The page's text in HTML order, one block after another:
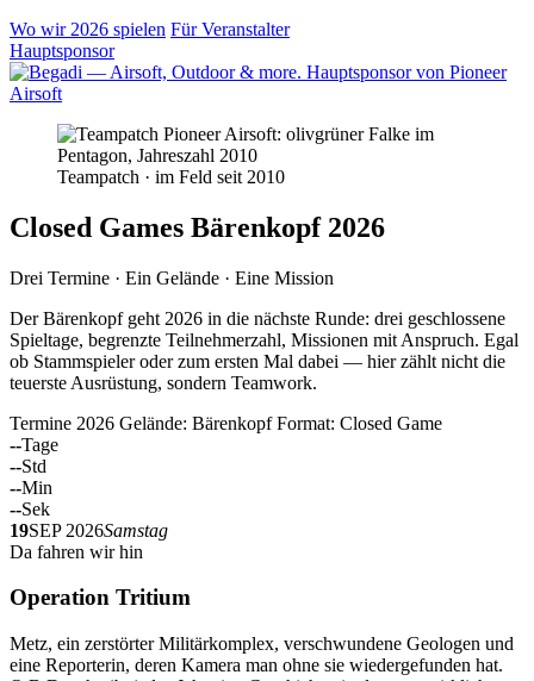
Wo wir 2026 spielen Für Veranstalter
Hauptsponsor
Teampatch · im Feld seit 2010
Closed Games Bärenkopf 2026
Drei Termine · Ein Gelände · Eine Mission
Der Bärenkopf geht 2026 in die nächste Runde: drei geschlossene
Spieltage, begrenzte Teilnehmerzahl, Missionen mit Anspruch. Egal
ob Stammspieler oder zum ersten Mal dabei — hier zählt nicht die
teuerste Ausrüstung, sondern Teamwork.
Termine 2026 Gelände: Bärenkopf Format: Closed Game
--Tage
--Std
--Min
--Sek
19SEP 2026Samstag
Da fahren wir hin
Operation Tritium
Metz, ein zerstörter Militärkomplex, verschwundene Geologen und
eine Reporterin, deren Kamera man ohne sie wiedergefunden hat.